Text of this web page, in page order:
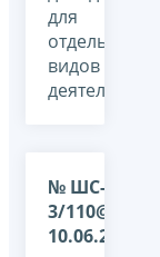
для
отдельных
видов
деятельности,
№ ШС-17-
3/110@ от
10.06.2009